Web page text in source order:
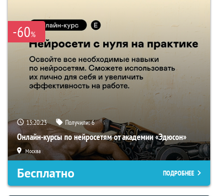
-60%
13:20:22 Получили:6
Онлайн-курсы по нейросетям от академии «Эдюсон»
Москва
Бесплатно ПОДРОБНЕЕ